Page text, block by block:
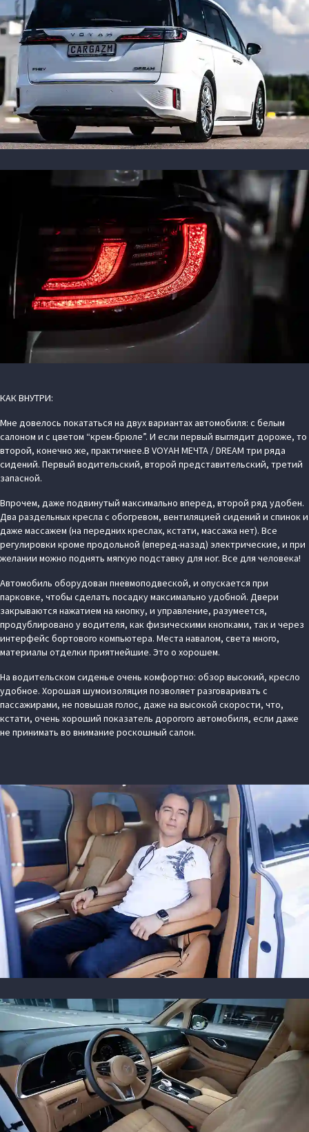
КАК ВНУТРИ:
Мне довелось покататься на двух вариантах автомобиля: с белым
салоном и с цветом “крем-брюле”. И если первый выглядит дороже, то
второй, конечно же, практичнее.В VOYAH МЕЧТА / DREAM три ряда
сидений. Первый водительский, второй представительский, третий
запасной.
Впрочем, даже подвинутый максимально вперед, второй ряд удобен.
Два раздельных кресла с обогревом, вентиляцией сидений и спинок и
даже массажем (на передних креслах, кстати, массажа нет). Все
регулировки кроме продольной (вперед-назад) электрические, и при
желании можно поднять мягкую подставку для ног. Все для человека!
Автомобиль оборудован пневмоподвеской, и опускается при
парковке, чтобы сделать посадку максимально удобной. Двери
закрываются нажатием на кнопку, и управление, разумеется,
продублировано у водителя, как физическими кнопками, так и через
интерфейс бортового компьютера. Места навалом, света много,
материалы отделки приятнейшие. Это о хорошем.
На водительском сиденье очень комфортно: обзор высокий, кресло
удобное. Хорошая шумоизоляция позволяет разговаривать с
пассажирами, не повышая голос, даже на высокой скорости, что,
кстати, очень хороший показатель дорогого автомобиля, если даже
не принимать во внимание роскошный салон.